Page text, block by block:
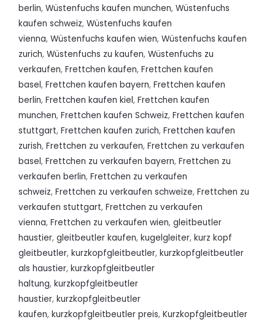
berlin, Wüstenfuchs kaufen munchen, Wüstenfuchs
kaufen schweiz, Wüstenfuchs kaufen
vienna, Wüstenfuchs kaufen wien, Wüstenfuchs kaufen
zurich, Wüstenfuchs zu kaufen, Wüstenfuchs zu
verkaufen, Frettchen kaufen, Frettchen kaufen
basel, Frettchen kaufen bayern, Frettchen kaufen
berlin, Frettchen kaufen kiel, Frettchen kaufen
munchen, Frettchen kaufen Schweiz, Frettchen kaufen
stuttgart, Frettchen kaufen zurich, Frettchen kaufen
zurish, Frettchen zu verkaufen, Frettchen zu verkaufen
basel, Frettchen zu verkaufen bayern, Frettchen zu
verkaufen berlin, Frettchen zu verkaufen
schweiz, Frettchen zu verkaufen schweize, Frettchen zu
verkaufen stuttgart, Frettchen zu verkaufen
vienna, Frettchen zu verkaufen wien, gleitbeutler
haustier, gleitbeutler kaufen, kugelgleiter, kurz kopf
gleitbeutler, kurzkopfgleitbeutler, kurzkopfgleitbeutler
als haustier, kurzkopfgleitbeutler
haltung, kurzkopfgleitbeutler
haustier, kurzkopfgleitbeutler
kaufen, kurzkopfgleitbeutler preis, Kurzkopfgleitbeutler